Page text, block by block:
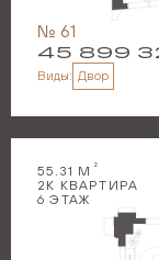
№ 61
45 899
Виды: Двор
55.31 М 2
2 К КВАРТИРА
6 ЭТАЖ